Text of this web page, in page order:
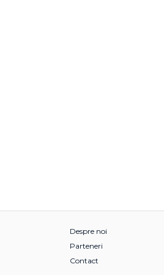
Judith Edwards
Judith Grisel
Julia Samuel
Julie Schwartz
Despre noi
Parteneri
Contact